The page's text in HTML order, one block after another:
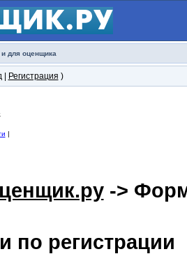
для оценщика
| Регистрация )
|
->
по регистрации